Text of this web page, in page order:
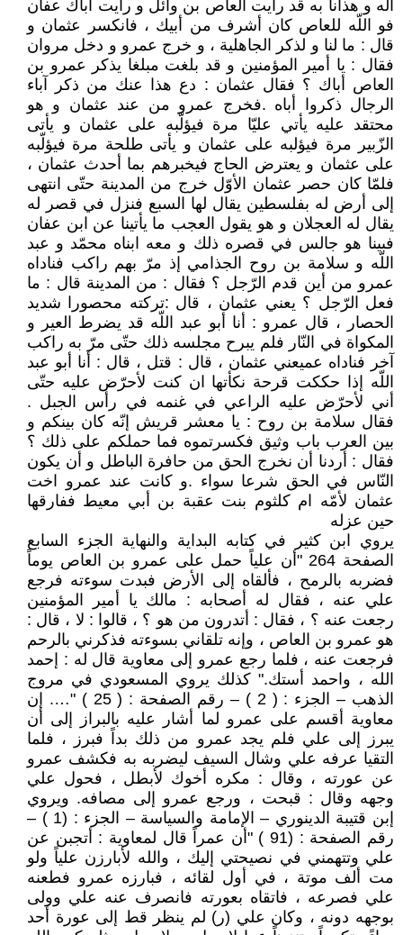
آله و هذانا به قد رأيت العاص بن وائل و رأيت أباك عفان
فو اللّه للعاص كان أشرف من أبيك ، فانكسر عثمان و
قال : ما لنا و لذكر الجاهلية ، و خرج عمرو و دخل مروان
فقال : يا أمير المؤمنين و قد بلغت مبلغا يذكر عمرو بن
العاص أباك ؟ فقال عثمان : دع هذا عنك من ذكر آباء
الرجال ذكروا أباه .فخرج عمرو من عند عثمان و هو
محتقد عليه يأتي عليّا مرة فيؤلّبه على عثمان و يأتى
الزّبير مرة فيؤلبه على عثمان و يأتى طلحة مرة فيؤلّبه
على عثمان و يعترض الحاج فيخبرهم بما أحدث عثمان ،
فلمّا كان حصر عثمان الأوّل خرج من المدينة حتّى انتهى
إلى أرض له بفلسطين يقال لها السبع فنزل في قصر له
يقال له العجلان و هو يقول العجب ما يأتينا عن ابن عفان
فبينا هو جالس في قصره ذلك و معه ابناه محمّد و عبد
اللّه و سلامة بن روح الجذامي إذ مرّ بهم راكب فناداه
عمرو من أين قدم الرّجل ؟ فقال : من المدينة قال : ما
فعل الرّجل ؟ يعني عثمان ، قال :تركته محصورا شديد
الحصار ، قال عمرو : أنا أبو عبد اللّه قد يضرط العير و
المكواة في النّار فلم يبرح مجلسه ذلك حتّى مرّ به راكب
آخر فناداه عميعني عثمان ، قال : قتل ، قال : أنا أبو عبد
اللّه إذا حككت قرحة نكأتها ان كنت لأحرّض عليه حتّى
أني لأحرّض عليه الراعي في غنمه في رأس الجبل .
فقال سلامة بن روح : يا معشر قريش إنّه كان بينكم و
بين العرب باب وثيق فكسرتموه فما حملكم على ذلك ؟
فقال : أردنا أن نخرج الحق من حافرة الباطل و أن يكون
النّاس في الحق شرعا سواء .و كانت عند عمرو اخت
عثمان لأمّه ام كلثوم بنت عقبة بن أبي معيط ففارقها
حين عزله
يروي ابن كثير في كتابه البداية والنهاية الجزء السابع
الصفحة 264 "أن علياً حمل على عمرو بن العاص يوماً
فضربه بالرمح ، فألقاه إلى الأرض فبدت سوءته فرجع
علي عنه ، فقال له أصحابه : مالك يا أمير المؤمنين
رجعت عنه ؟ ، فقال : أتدرون من هو ؟ ، قالوا : لا ، قال :
هو عمرو بن العاص ، وإنه تلقاني بسوءته فذكرني بالرحم
فرجعت عنه ، فلما رجع عمرو إلى معاوية قال له : إحمد
الله ، واحمد أستك." كذلك يروي المسعودي في مروج
الذهب – الجزء : ( 2 ) – رقم الصفحة : ( 25 ) "…. إن
معاوية أقسم على عمرو لما أشار عليه بالبراز إلى أن
يبرز إلى علي فلم يجد عمرو من ذلك بداً فبرز ، فلما
التقيا عرفه علي وشال السيف ليضربه به فكشف عمرو
عن عورته ، وقال : مكره أخوك لأبطل ، فحول علي
وجهه وقال : قبحت ، ورجع عمرو إلى مصافه. ويروي
إبن قتيبة الدينوري – الإمامة والسياسة – الجزء : (1 ) –
رقم الصفحة : (91 ) "أن عمراً قال لمعاوية : أتجبن عن
علي وتتهمني في نصيحتي إليك ، والله لأبارزن علياً ولو
مت ألف موتة ، في أول لقائه ، فبارزه عمرو فطعنه
علي فصرعه ، فاتقاه بعورته فانصرف عنه علي وولى
بوجهه دونه ، وكان علي (ر) لم ينظر قط إلى عورة أحد